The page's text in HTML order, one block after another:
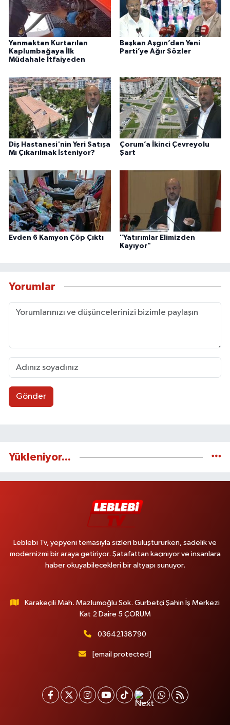
Yanmaktan Kurtarılan
Kaplumbağaya İlk
Müdahale İtfaiyeden
Başkan Aşgın’dan Yeni
Parti’ye Ağır Sözler
Diş Hastanesi'nin Yeri Satışa
Mı Çıkarılmak İsteniyor?
Çorum’a İkinci Çevreyolu
Şart
Evden 6 Kamyon Çöp Çıktı
"Yatırımlar Elimizden
Kayıyor"
Yorumlar
Gönder
Yükleniyor...
Leblebi Tv, yepyeni temasıyla sizleri buluştururken, sadelik ve
modernizmi bir araya getiriyor. Şatafattan kaçınıyor ve insanlara
haber okuyabilecekleri bir altyapı sunuyor.
Karakeçili Mah. Mazlumoğlu Sok. Gurbetçi Şahin İş Merkezi
Kat 2 Daire 5 ÇORUM
03642138790
[email protected]